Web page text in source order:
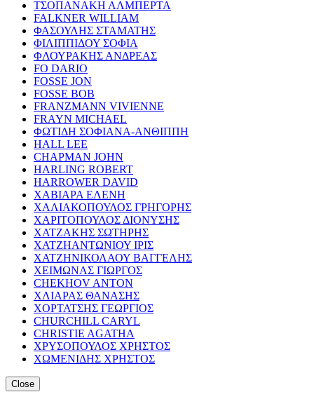
ΤΣΟΠΑΝΑΚΗ ΑΛΜΠΕΡΤΑ
FALKNER WILLIAM
ΦΑΣΟΥΛΗΣ ΣΤΑΜΑΤΗΣ
ΦΙΛΙΠΠΙΔΟΥ ΣΟΦΙΑ
ΦΛΟΥΡΑΚΗΣ ΑΝΔΡΕΑΣ
FO DARIO
FOSSE JON
FOSSE BOB
FRANZMANN VIVIENNE
FRAYN MICHAEL
ΦΩΤΙΔΗ ΣΟΦΙΑΝΑ-ΑΝΘΙΠΠΗ
HALL LEE
CHAPMAN JOHN
HARLING ROBERT
HARROWER DAVID
ΧΑΒΙΑΡΑ ΕΛΕΝΗ
ΧΑΛΙΑΚΟΠΟΥΛΟΣ ΓΡΗΓΟΡΗΣ
ΧΑΡΙΤΟΠΟΥΛΟΣ ΔΙΟΝΥΣΗΣ
ΧΑΤΖΑΚΗΣ ΣΩΤΗΡΗΣ
ΧΑΤΖΗΑΝΤΩΝΙΟΥ ΙΡΙΣ
ΧΑΤΖΗΝΙΚΟΛΑΟΥ ΒΑΓΓΕΛΗΣ
ΧΕΙΜΩΝΑΣ ΓΙΩΡΓΟΣ
CHEKHOV ANTON
ΧΛΙΑΡΑΣ ΘΑΝΑΣΗΣ
ΧΟΡΤΑΤΣΗΣ ΓΕΩΡΓΙΟΣ
CHURCHILL CARYL
CHRISTIE AGATHA
ΧΡΥΣΟΠΟΥΛΟΣ ΧΡΗΣΤΟΣ
ΧΩΜΕΝΙΔΗΣ ΧΡΗΣΤΟΣ
Close